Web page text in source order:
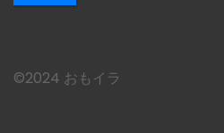
©︎2024 おもイラ